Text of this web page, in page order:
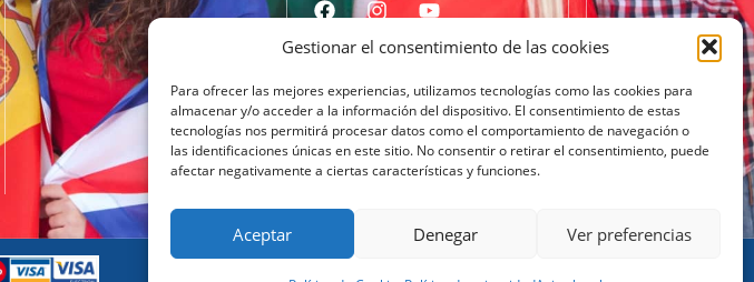
Gestionar el consentimiento de las cookies
Para ofrecer las mejores experiencias, utilizamos tecnologías como las cookies para
almacenar y/o acceder a la información del dispositivo. El consentimiento de estas
tecnologías nos permitirá procesar datos como el comportamiento de navegación o
las identificaciones únicas en este sitio. No consentir o retirar el consentimiento, puede
afectar negativamente a ciertas características y funciones.
Aceptar Denegar Ver preferencias